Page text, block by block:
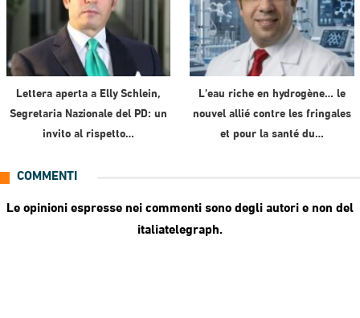
Lettera aperta a Elly Schlein,
Segretaria Nazionale del PD: un
invito al rispetto…
L’eau riche en hydrogène… le
nouvel allié contre les fringales
et pour la santé du…
COMMENTI
Le opinioni espresse nei commenti sono degli autori e non del
italiatelegraph.